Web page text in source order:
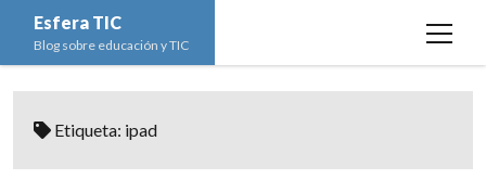
Esfera TIC
Blog sobre educación y TIC
open
Educación y TIC
Etiqueta: ipad